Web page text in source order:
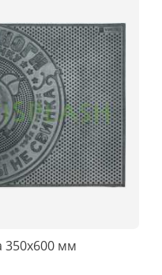
350х600 мм